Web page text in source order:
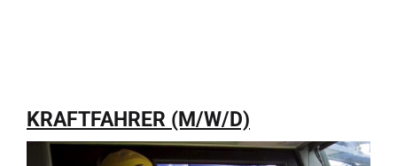
KRAFTFAHRER (M/W/D)